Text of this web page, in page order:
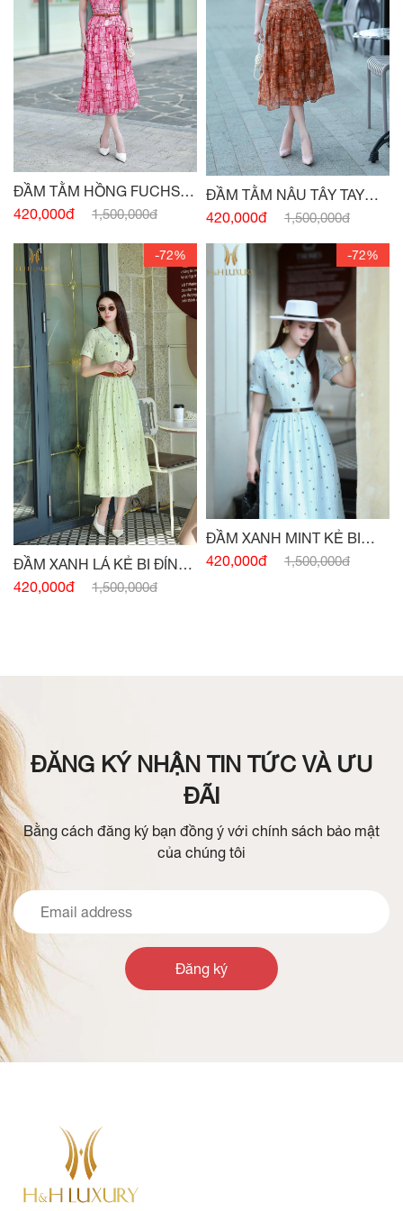
ĐẦM TẰM HỒNG FUCHSIA
TAY CÁNH HỒNG
420,000đ 1,500,000đ
ĐẦM TẰM NÂU TÂY TAY
CÁNH HỒNG
420,000đ 1,500,000đ
-72%
ĐẦM XANH LÁ KẺ BI ĐÍNH
CÚC
420,000đ 1,500,000đ
-72%
ĐẦM XANH MINT KẺ BI
ĐÍNH CÚC
420,000đ 1,500,000đ
ĐĂNG KÝ NHẬN TIN TỨC VÀ ƯU
ĐÃI
Bằng cách đăng ký bạn đồng ý với chính sách bảo mật
của chúng tôi
Đăng ký